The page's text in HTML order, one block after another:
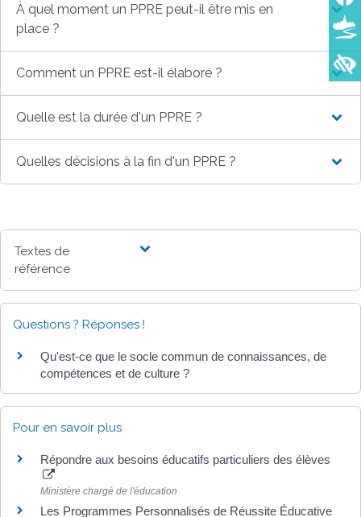
À quel moment un PPRE peut-il être mis en
place ?
Comment un PPRE est-il élaboré ?
Quelle est la durée d'un PPRE ?
Quelles décisions à la fin d'un PPRE ?
Textes de
référence
Questions ? Réponses !
Qu'est-ce que le socle commun de connaissances, de
compétences et de culture ?
Pour en savoir plus
Répondre aux besoins éducatifs particuliers des élèves
Ministère chargé de l'éducation
Les Programmes Personnalisés de Réussite Éducative